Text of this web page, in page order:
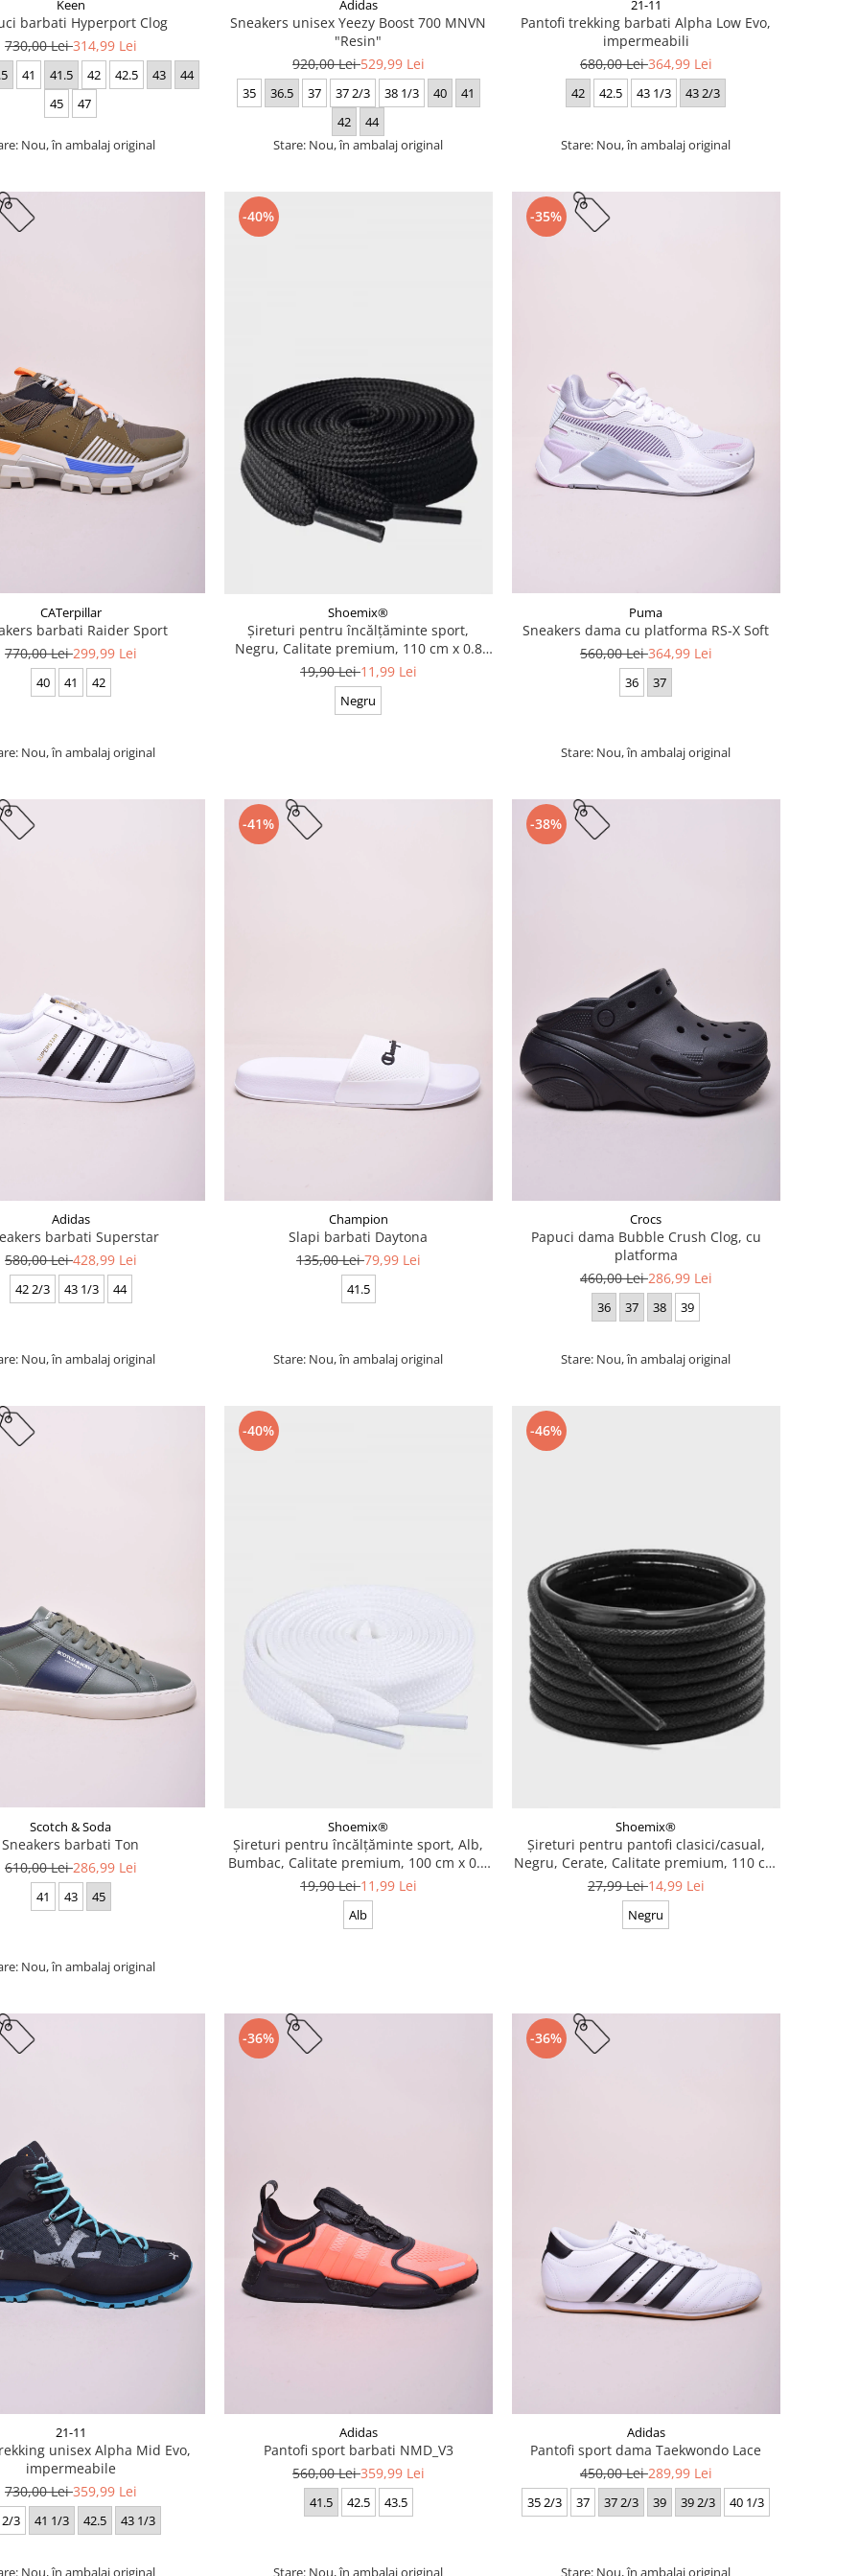
Keen
barbati Hyperport Clog
730,00 Lei314,99 Lei
41 41.5 42 42.5 43
44
45
47
Nou, în ambalaj original
Adidas
Sneakers unisex Yeezy Boost 700 MNVN
"Resin"
920,00 Lei529,99 Lei
35 36.5 37 37 2/3 38 1/3 40
41
42
44
Stare: Nou, în ambalaj original
21-11
Pantofi trekking barbati Alpha Low Evo,
impermeabili
680,00 Lei364,99 Lei
42 42.5 43 1/3 43 2/3
Stare: Nou, în ambalaj original
CATerpillar
barbati Raider Sport
770,00 Lei299,99 Lei
40 41 42
Nou, în ambalaj original
-40%
Shoemix®
Șireturi pentru încălțăminte sport,
Negru, Calitate premium, 110 cm x 0.8
cm
19,90 Lei11,99 Lei
Negru
-35%
Puma
Sneakers dama cu platforma RS-X Soft
560,00 Lei364,99 Lei
36 37
Stare: Nou, în ambalaj original
Adidas
barbati Superstar
580,00 Lei428,99 Lei
42 2/3 43 1/3 44
Nou, în ambalaj original
-41%
Champion
Slapi barbati Daytona
135,00 Lei79,99 Lei
41.5
Stare: Nou, în ambalaj original
-38%
Crocs
Papuci dama Bubble Crush Clog, cu
platforma
460,00 Lei286,99 Lei
36 37 38 39
Stare: Nou, în ambalaj original
Scotch & Soda
Sneakers barbati Ton
610,00 Lei286,99 Lei
41 43 45
Nou, în ambalaj original
-40%
Shoemix®
Șireturi pentru încălțăminte sport, Alb,
Bumbac, Calitate premium, 100 cm x 0.8
cm
19,90 Lei11,99 Lei
Alb
-46%
Shoemix®
Șireturi pentru pantofi clasici/casual,
Negru, Cerate, Calitate premium, 110 cm
x 0.3 cm
27,99 Lei14,99 Lei
Negru
21-11
unisex Alpha Mid Evo,
impermeabile
730,00 Lei359,99 Lei
2/3 41 1/3 42.5 43 1/3
-36%
Adidas
Pantofi sport barbati NMD_V3
560,00 Lei359,99 Lei
41.5 42.5 43.5
-36%
Adidas
Pantofi sport dama Taekwondo Lace
450,00 Lei289,99 Lei
35 2/3 37 37 2/3 39 39 2/3 40 1/3